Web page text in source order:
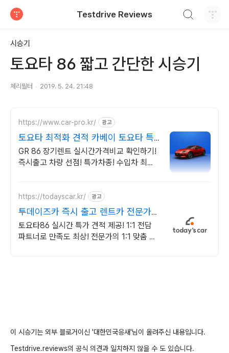
Testdrive Reviews
시승기
토요타 86 짧고 간단한 시승기
체리필터 2019. 5. 24. 21:48
https://www.car-pro.kr/ 광고
토요타 최적화 견적 카베이 토요타 특
가차량 무료견적
GR 86 장기렌트 실시간가격비교 확인하기!
즉시출고 차량 선점! 특가차종! 수입차 최대
https://todayscar.kr/ 광고
투데이즈카 즉시 출고 렌트카 전문가의
1:1 맞춤 컨설팅
토요타86 실시간 특가 견적 제공! 1:1 전담
파트너로 만족도 최상! 전문가의 1:1 맞춤 컨
이 시승기는 외부 블로거이신 '대한민국응새'님이 올려주신 내용입니다.
Testdrive.reviews의 공식 의견과 일치하지 않을 수 도 있습니다.